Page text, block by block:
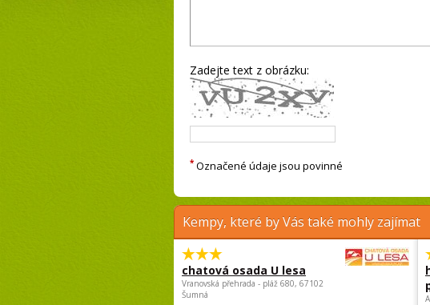
Zadejte text z obrázku:
* Označené údaje jsou povinné
Kempy, které by Vás také mohly zajímat
chatová osada U lesa
Vranovská přehrada - pláž 680, 67102
Šumná